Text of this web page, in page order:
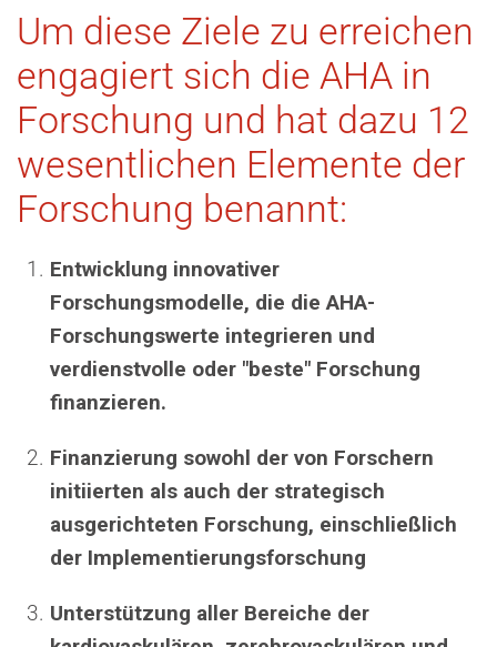
Um diese Ziele zu erreichen
engagiert sich die AHA in
Forschung und hat dazu 12
wesentlichen Elemente der
Forschung benannt:
Entwicklung innovativer
Forschungsmodelle, die die AHA-
Forschungswerte integrieren und
verdienstvolle oder "beste" Forschung
finanzieren.
Finanzierung sowohl der von Forschern
initiierten als auch der strategisch
ausgerichteten Forschung, einschließlich
der Implementierungsforschung
Unterstützung aller Bereiche der